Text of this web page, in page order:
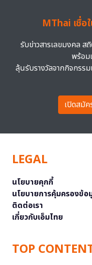
MThai เชื่อ
รับข่าวสารเลขมงคล ส
พร้อม
ลุ้นรับรางวัลจากกิจกรร
เปิดสมั
LEGAL
นโยบายคุกกี้
นโยบายการคุ้มครองข้
ติดต่อเรา
เกี่ยวกับเอ็มไทย
TOP